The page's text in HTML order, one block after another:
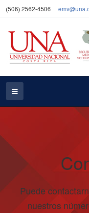
(506) 2562-4506
Puede
nuestros